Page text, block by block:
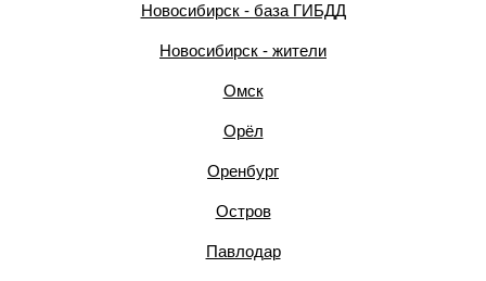
Новосибирск - база ГИБДД
Новосибирск - жители
Омск
Орёл
Оренбург
Остров
Павлодар